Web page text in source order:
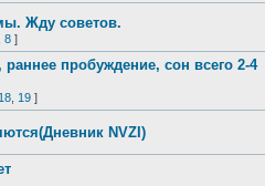
Жду советов.
8]
пробуждение, сон всего 2-4
18, 19]
NVZI)